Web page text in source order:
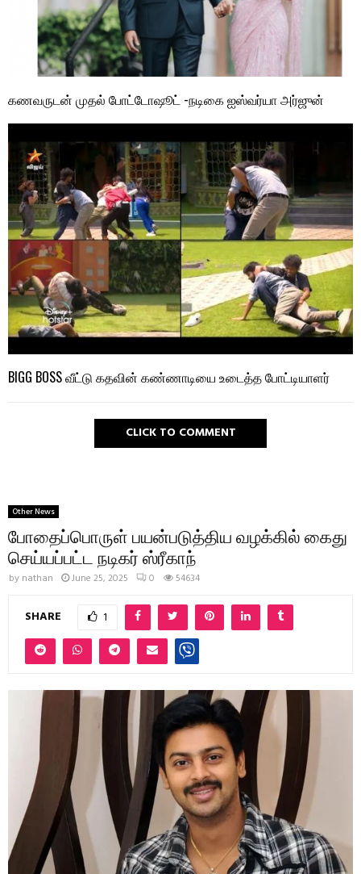
கணவருடன் முதல் போட்டோஷூட் -நடிகை ஐஸ்வர்யா அர்ஜுன்
BIGG BOSS வீட்டு கதவின் கண்ணாடியை உடைத்த போட்டியாளர்
CLICK TO COMMENT
Other News
போதைப்பொருள் பயன்படுத்திய வழக்கில் கைது
செய்யப்பட்ட நடிகர் ஸ்ரீகாந்
by nathan June 25, 2025 0 54634
SHARE 1